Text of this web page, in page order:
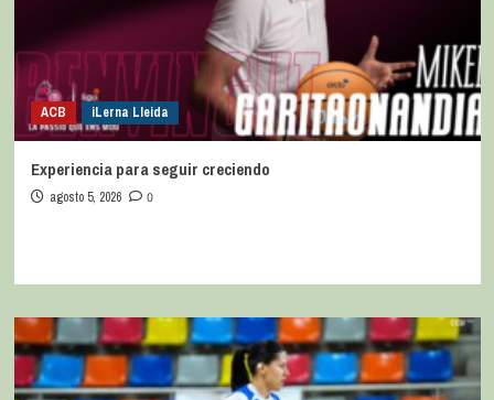
ACB iLerna Lleida
Experiencia para seguir creciendo
agosto 5, 2026 0